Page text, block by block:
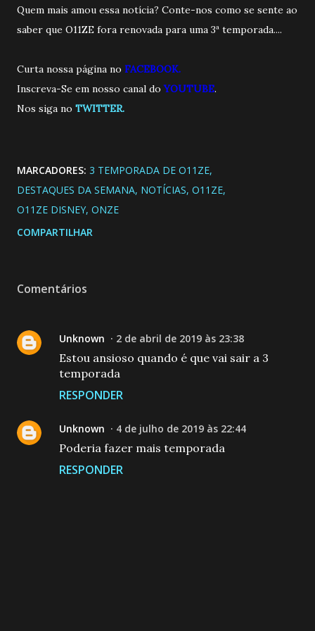
Quem mais amou essa notícia? Conte-nos como se sente ao
saber que O11ZE fora renovada para uma 3ª temporada....
Curta nossa página no FACEBOOK.
Inscreva-Se em nosso canal do YOUTUBE.
Nos siga no TWITTER.
MARCADORES: 3 TEMPORADA DE O11ZE
DESTAQUES DA SEMANA NOTÍCIAS O11ZE
O11ZE DISNEY ONZE
COMPARTILHAR
Comentários
Unknown 2 de abril de 2019 às 23:38
Estou ansioso quando é que vai sair a 3
temporada
RESPONDER
Unknown 4 de julho de 2019 às 22:44
Poderia fazer mais temporada
RESPONDER